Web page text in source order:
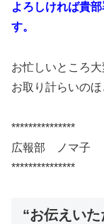
よろしければ貴
す。
お忙しいところ大
お取り計らいのほ
***************
広報部 ノマ子
***************
“お伝えい